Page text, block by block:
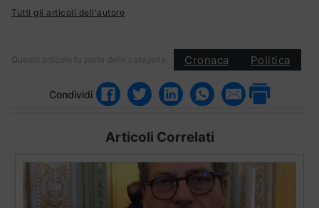
Tutti gli articoli dell'autore
Questo articolo fa parte delle categorie: Cronaca Politica
Condividi
Articoli Correlati